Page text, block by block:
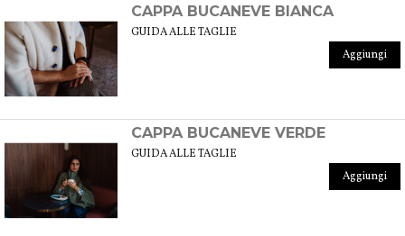
CAPPA BUCANEVE BIANCA
GUIDA ALLE TAGLIE
Aggiungi
CAPPA BUCANEVE VERDE
GUIDA ALLE TAGLIE
Aggiungi